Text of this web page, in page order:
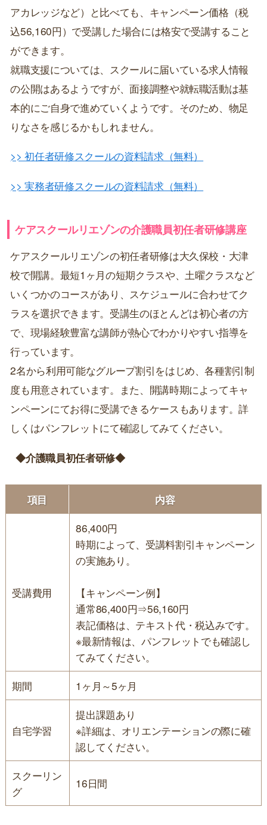
アカレッジなど）と比べても、キャンペーン価格（税
込56,160円）で受講した場合には格安で受講すること
ができます。
就職支援については、スクールに届いている求人情報
の公開はあるようですが、面接調整や就転職活動は基
本的にご自身で進めていくようです。そのため、物足
りなさを感じるかもしれません。
>> 初任者研修スクールの資料請求（無料）
>> 実務者研修スクールの資料請求（無料）
ケアスクールリエゾンの介護職員初任者研修講座
ケアスクールリエゾンの初任者研修は大久保校・大津
校で開講。最短1ヶ月の短期クラスや、土曜クラスなど
いくつかのコースがあり、スケジュールに合わせてク
ラスを選択できます。受講生のほとんどは初心者の方
で、現場経験豊富な講師が熱心でわかりやすい指導を
行っています。
2名から利用可能なグループ割引をはじめ、各種割引制
度も用意されています。また、開講時期によってキャ
ンペーンにてお得に受講できるケースもあります。詳
しくはパンフレットにて確認してみてください。
◆介護職員初任者研修◆
項目 内容
受講費用
86,400円
時期によって、受講料割引キャンペーン
の実施あり。
【キャンペーン例】
通常86,400円⇒56,160円
表記価格は、テキスト代・税込みです。
※最新情報は、パンフレットでも確認し
てみてください。
期間
1ヶ月～5ヶ月
自宅学習
提出課題あり
※詳細は、オリエンテーションの際に確
認してください。
スクーリン
グ
16日間